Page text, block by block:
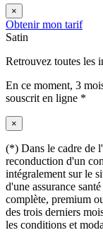
×
Obtenir mon tarif
Satin
Retrouvez toutes les
En ce moment, 3
souscrit en ligne *
×
(*) Dans le cadre de
reconduction d'un
intégralement sur le
d'une assurance
complète, premium
des trois derniers
les conditions et